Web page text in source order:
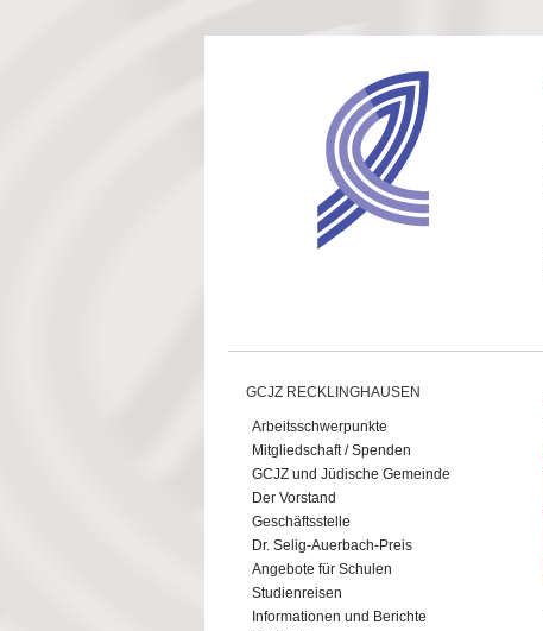
GCJZ RECKLINGHAUSEN
Arbeitsschwerpunkte
Mitgliedschaft / Spenden
GCJZ und Jüdische Gemeinde
Der Vorstand
Geschäftsstelle
Dr. Selig-Auerbach-Preis
Angebote für Schulen
Studienreisen
Informationen und Berichte